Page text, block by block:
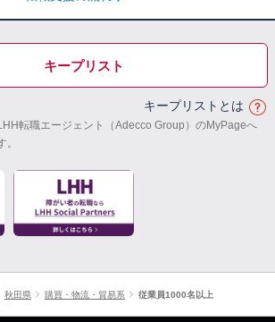
キープリスト
キープリストとは
転職エージェント（Adecco Group）のMyPageへ
秋田県 購買・物流・貿易系 従業員1000名以上